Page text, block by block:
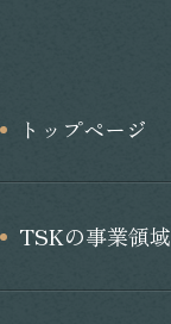
トップページ
TSKの事業領域